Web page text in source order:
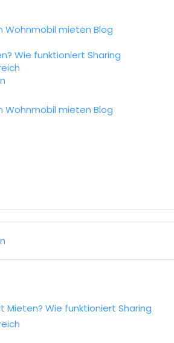
Wohnmobil mieten Blog
Wie funktioniert Sharing
Wohnmobil mieten Blog
Mieten? Wie funktioniert Sharing